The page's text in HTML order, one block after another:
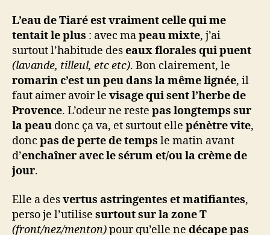
L’eau de Tiaré est vraiment celle qui me
tentait le plus : avec mapeau mixte, j’ai
surtout l’habitude deseaux florales qui puent
(lavande, tilleul, etc etc). Bon clairement, le
romarin c’est un peu dans la même lignée, il
faut aimer avoir le visage qui sent l’herbe de
Provence. L’odeur ne reste pas longtemps sur
la peau donc ça va, et surtout elle pénètre vite,
donc pas de perte de temps le matin avant
d’enchaîner avec le sérum et/ou la crème de
jour.
Elle a desvertus astringentes et matifiantes,
perso je l’utilise surtout sur la zone T
(front/nez/menton)pour qu’elle ne décape pas